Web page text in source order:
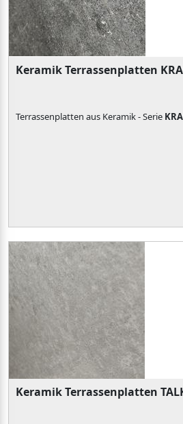
Keramik Terrassenplatten
Terrassenplatten aus Keramik - Serie
Keramik Terrassenplatten